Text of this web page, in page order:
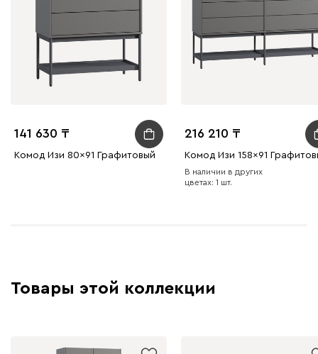
141 630
Комод Изи 80x91 Графитовый
216 210
Комод Изи 158x91
В наличии в других
цветах: 1 шт.
Товары этой коллекции